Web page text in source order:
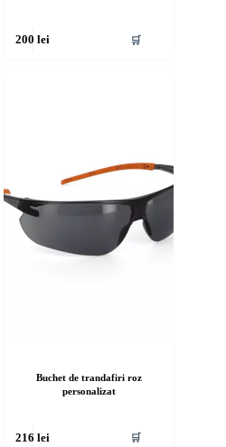
200lei 🛒
Buchet de trandafiri roz
personalizat
216lei 🛒